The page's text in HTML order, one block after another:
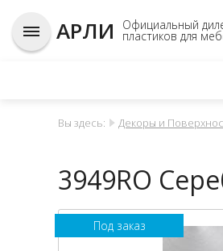
АРЛИ Официальный
пластиков для
Вы здесь: Декоры и
3949RO
Под заказ